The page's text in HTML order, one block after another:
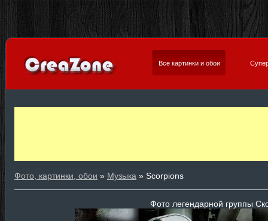
Все картинки и обои
Фото, картинки, обои » Музыка » Scorpions
Фото легендарной группы